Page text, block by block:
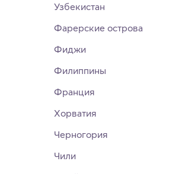
Узбекистан
Фарерские острова
Фиджи
Филиппины
Франция
Хорватия
Черногория
Чили